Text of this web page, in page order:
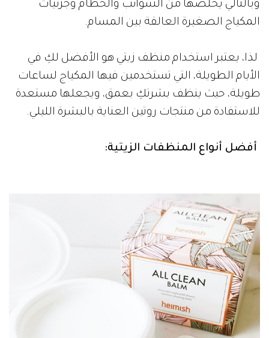
وبالتالي يخلصها من الشوائب والحطام وجزئيات
المكياج الصغيرة العالقة بين المسام.
لذا، يعتبر استخدام منظف زيتي هو الأفضل لكِ في
الأيام الطويلة، التي تستخدمين فيها المكياج لساعات
طويلة، حيث ينظف بشرتكِ بعمق، ويجعلها مستعدة
للاستفادة من منتجات روتين العناية بالبشرة الليلي.
أفضل أنواع المنظفات الزيتية: